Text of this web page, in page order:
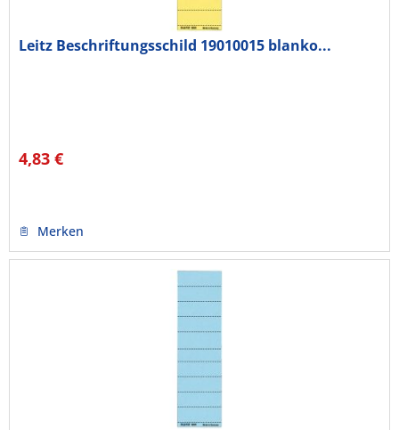
Leitz Beschriftungsschild 19010015 blanko...
4,83 €
Merken